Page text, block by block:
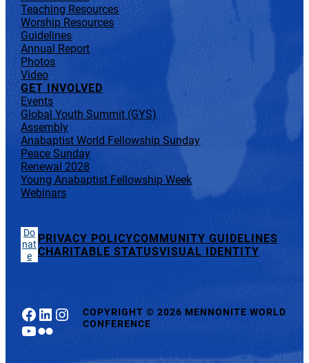
Teaching Resources
Worship Resources
Guidelines
Annual Report
Photos
Video
GET INVOLVED
Events
Global Youth Summit (GYS)
Assembly
Anabaptist World Fellowship Sunday
Peace Sunday
Renewal 2028
Young Anabaptist Fellowship Week
Webinars
Do
nat
e
PRIVACY POLICYCOMMUNITY GUIDELINES
CHARITABLE STATUSVISUAL IDENTITY
Facebook
LinkedIn
Instagram
YouTube
Flickr
COPYRIGHT© 2026 MENNONITE WORLD
CONFERENCE